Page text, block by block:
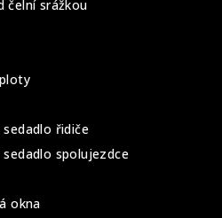
čelní srážkou
řidiče
spolujezdce
okna